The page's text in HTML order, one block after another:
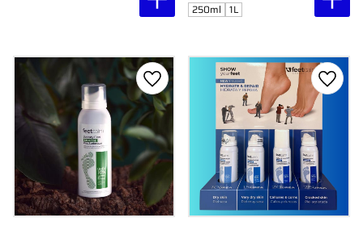
250ml 1L
Gem som favorit Gem